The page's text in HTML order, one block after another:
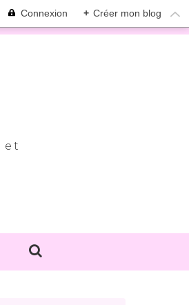
Connexion + Créer mon blog
et